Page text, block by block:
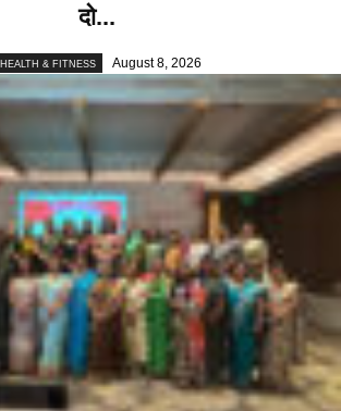
दो...
HEALTH & FITNESS August 8, 2026